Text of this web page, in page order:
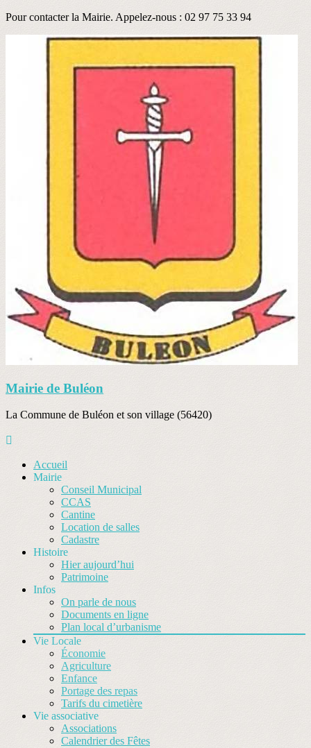
Pour contacter la Mairie. Appelez-nous : 02 97 75 33 94
Mairie de Buléon
La Commune de Buléon et son village (56420)
Accueil
Mairie
Conseil Municipal
CCAS
Cantine
Location de salles
Cadastre
Histoire
Hier aujourd’hui
Patrimoine
Infos
On parle de nous
Documents en ligne
Plan local d’urbanisme
Vie Locale
Économie
Agriculture
Enfance
Portage des repas
Tarifs du cimetière
Vie associative
Associations
Calendrier des Fêtes